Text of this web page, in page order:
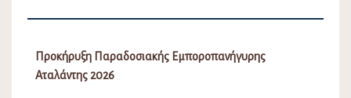
Προκήρυξη Παραδοσιακής Εμποροπανήγυρης
Αταλάντης 2026